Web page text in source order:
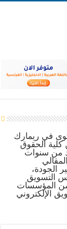
في ريمارك
الحقوق
من سنوات
الجودة،
التسويق
من المؤسسات
الإلكتروني